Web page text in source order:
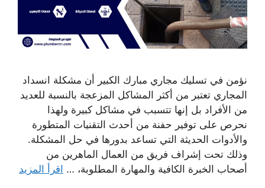
نؤمن في تسليك مجاري مبارك الكبير أن مشكلة انسداد
المجاري تعتبر من أكثر المشاكل المزعجة بالنسبة للعديد
من الأفراد بل إنها تتسبب في مشاكل كبيرة ولهذا
نحرص على توفير حفنة من أحدث التقنيات المتطورة
والأدوات الحديثة التي تساعد بدورها في حل المشكلة.
وذلك تحت إشراف فريق من العمال الماهرين من
أصحاب الخبرة الكافية والمهارة المطلوبة، … اقرأ المزيد